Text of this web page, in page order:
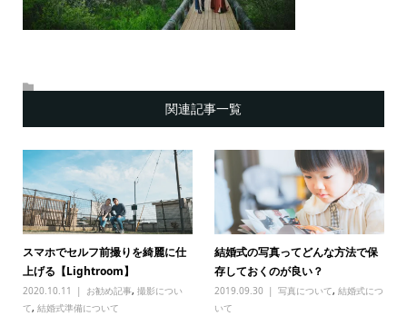
関連記事一覧
スマホでセルフ前撮りを綺麗に仕
上げる【Lightroom】
2020.10.11 お勧め記事, 撮影につい
て, 結婚式準備について
結婚式の写真ってどんな方法で保
存しておくのが良い？
2019.09.30 写真について,結婚式につ
いて